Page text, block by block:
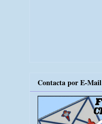
Contacta por E-Mail